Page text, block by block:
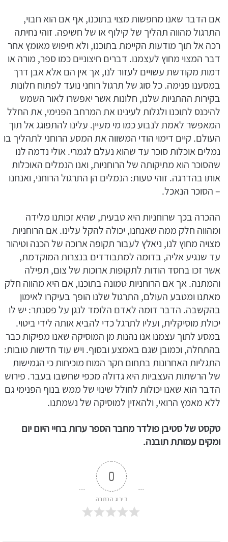
אם הדבר שאנו מחפשות מצוי בתוכנו, אף אם הוא חבוי,
התרגול מהווה תהליך של קילוף או של חשיפה. זוהי נחיתה
רכה אל תוך מודעות הקיימת בתוכנו, ולא חיפוש מאומץ אחר
דבר המצוי מחוץ לעצמנו. דברים חיצוניים כמו ספר, מורה או
דמות מקודשת עשויים לעזור לנו, אך אין הם אלא אבן דרך
במסענו פנימה. כל סוג של תרגול רוחני נועד לפתוח חלונות
בקירות ההתניות שלנו, חלונות אשר יאפשרו לאור השמש
להיכנס לתוכנו ולגלות לעינינו את המרחב הפנימי, את החלל
המאפשר לאמת לנבוע כמו מי מעיין. עלינו להתפוגג אל תוך
העולם. קיים דימוי הודי המשווה את המסע הרוחני לתהליך בו
נמלים אוכלות סוכר עד שהוא נעלם לגמרי. אולי נדמה לנו
שהסוכר הוא מתיקותה של הרוחניות, ואנו הנמלים האוכלות
אותו בהדרגה. זוהי טעות: הנמלים הן התרגול הרוחני, ואנחנו
– הסוכר הנאכל.
ההכרה בכך שרוחניות היא טבעית, שהיא זכותנו מלידה
ומהווה חלק ממה שאנחנו, יכולה להקל עלינו. אם הרוחניות
מצויה מחוץ לנו, ניאלץ לעבור תקופה ארוכה של הכנה וטיהור
עד שנגיע אליה, בדומה למתבודדים בנצרות המוקדמת,
אשר זכו בחסד הודות לתקופות ארוכות של צום, תפילה
והמתנה. אך אם הרוחניות טמונה בתוכנו, אם היא מהווה חלק
מאתנו ומטבע העולם, התרגול שלנו הופך בעיקרו לאימון
בהקשבה. הדבר דומה לאדם הלומד לנגן על פסנתר: יש לו
יכולת מוסיקלית, ועליו לתרגל כדי להביא אותה לידי ביטוי.
במסע לתוך עצמנו אנו נהנות מן המוסיקה שאנו מפיקות כבר
בהתחלה, וכמובן שגם באמצע ובסוף. ויש עוד חדשות טובות:
התגליות האחרונות בתחום חקר המוח מוכיחות כי הגמישות
של הרשתות העצביות היא גדולה מכפי שחשבו בעבר. פירוש
הדבר הוא שאנו יכולות לחולל שינוי של ממש בנוף הפנימי גם
ללא מאמץ הרואי, ולהאזין למוסיקה של נשמתנו.
טקסט שלסטיבןפולדר מחבר הספר ערות בחיי היום יום
ומקים עמותת תובנה.
0
דירוג הכתבה